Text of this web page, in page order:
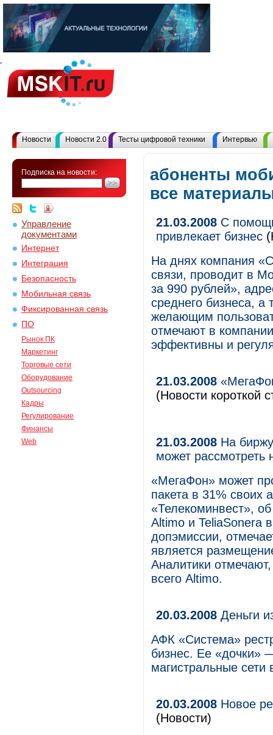
Новости Новости 2.0 Тесты цифровой техники Интервью
Подписка на новости:
Управление
документами
Интернет
Интеграция
Безопасность
Мобильная связь
Фиксированная связь
ПО
Рынок ПК
Маркетинг
Торговые сети
Оборудование
Outsourcing
Кадры
Регулирование
Финансы
Web
абоненты
все
21.03.2008 С
привлекает бизнес
На днях компания
связи, проводит в
за 990 рублей»,
среднего бизнеса,
желающим
отмечают в
эффективны и
21.03.2008
(Новости короткой
21.03.2008 На
может
«МегаФон» может
пакета в 31% своих
«Телеком­инвест»,
Altimo и TeliaSonera
допэмиссии,
является
Аналитики
всего Altimo.
20.03.2008 Деньги
АФК «Система»
бизнес. Ее «дочки»
магистральные
20.03.2008 Новое
(Новости)